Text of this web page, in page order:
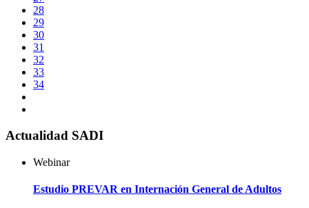
28
29
30
31
32
33
34
Actualidad SADI
Webinar
Estudio PREVAR en Internación General de Adultos